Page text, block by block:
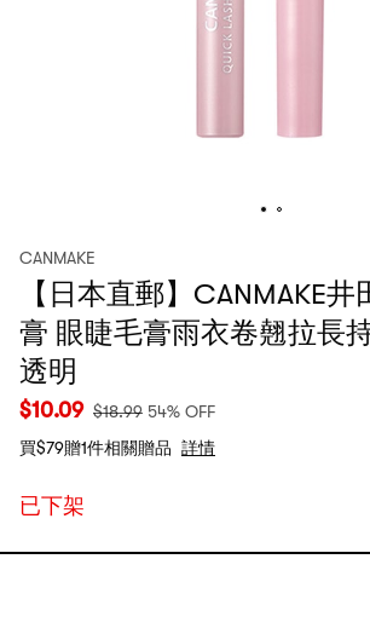
CANMAKE
【日本直郵】CANMAKE
膏 眼睫毛膏雨衣卷翹拉長
透明
$10.09 $18.99 54% OFF
買$79贈1件相關贈品 詳情
已下架